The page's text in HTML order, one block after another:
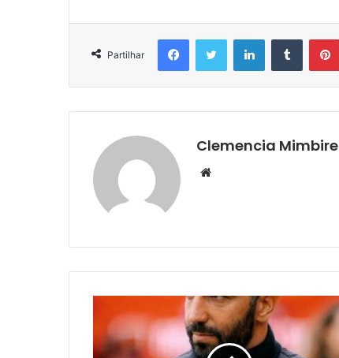
Partilhar
FacebookTwitter LinkedInTumblr
Clemencia Mimbire
Website